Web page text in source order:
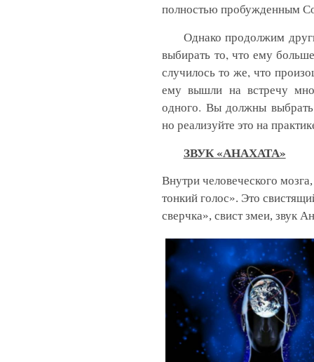
полностью пробужденным
Однако продолжим
выбирать то, что ему
случилось то же, что
ему вышли на встречу
одного. Вы должны
но реализуйте это на
ЗВУК «АНАХАТА»
Внутри человеческого
тонкий голос». Это
сверчка», свист змеи, звук